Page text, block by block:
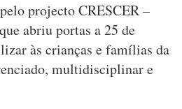
projecto CRESCER –
abriu portas a 25 de
às crianças e famílias da
multidisciplinar e